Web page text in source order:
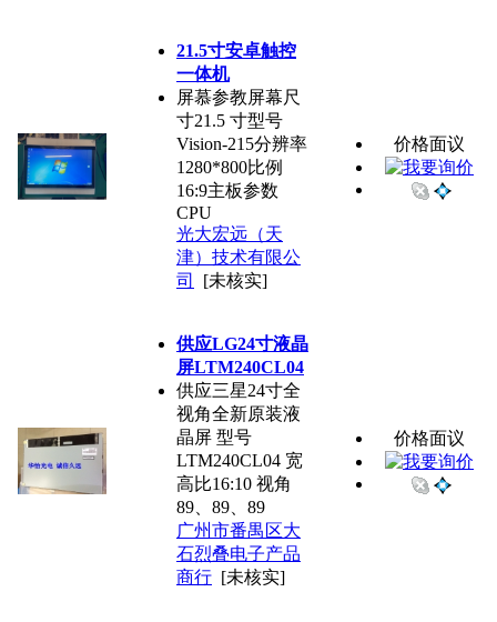
21.5寸安卓触控
一体机
屏慕参教屏幕尺
寸21.5 寸型号
Vision-215分辨率
1280*800比例
16:9主板参数
CPU
光大宏远（天
津）技术有限公
司
[未核实]
价格面议
供应LG24寸液晶
屏LTM240CL04
供应三星24寸全
视角全新原装液
晶屏 型号
LTM240CL04 宽
高比16:10 视角
89、89、89
广州市番禺区大
石烈叠电子产品
商行 [未核实]
价格面议